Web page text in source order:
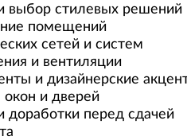
выбор стилевых решений
помещений
сетей и систем
и вентиляции
и дизайнерские
и дверей
перед сдачей